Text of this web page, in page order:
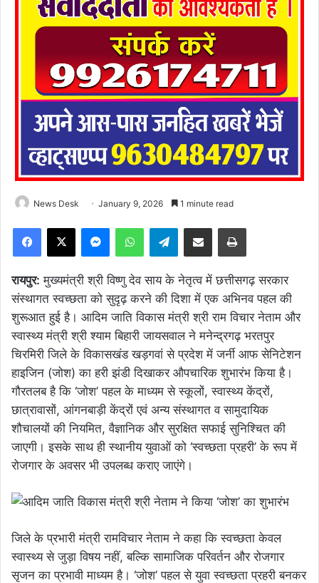
News Desk January 9, 2026 1 minute read
Facebook
X MessengerWhatsAppTelegramShare via Email Print
रायपुर: मुख्यमंत्री श्री विष्णु देव साय के नेतृत्व में छत्तीसगढ़ सरकार
संस्थागत स्वच्छता को सुदृढ़ करने की दिशा में एक अभिनव पहल की
शुरूआत हुई है। आदिम जाति विकास मंत्री श्री राम विचार नेताम और
स्वास्थ्य मंत्री श्री श्याम बिहारी जायसवाल ने मनेन्द्रगढ़ भरतपुर
चिरमिरी जिले के विकासखंड खड़गवां से प्रदेश में जर्नी आफ सेनिटेशन
हाइजिन (जोश) का हरी झंडी दिखाकर औपचारिक शुभारंभ किया है।
गौरतलब है कि ‘जोश’ पहल के माध्यम से स्कूलों, स्वास्थ्य केंद्रों,
छात्रावासों, आंगनबाड़ी केंद्रों एवं अन्य संस्थागत व सामुदायिक
शौचालयों की नियमित, वैज्ञानिक और सुरक्षित सफाई सुनिश्चित की
जाएगी। इसके साथ ही स्थानीय युवाओं को ‘स्वच्छता प्रहरी’ के रूप में
रोजगार के अवसर भी उपलब्ध कराए जाएंगे।
जिले के प्रभारी मंत्री रामविचार नेताम ने कहा कि स्वच्छता केवल
स्वास्थ्य से जुड़ा विषय नहीं, बल्कि सामाजिक परिवर्तन और रोजगार
सृजन का प्रभावी माध्यम है। ‘जोश’ पहल से युवा स्वच्छता प्रहरी बनकर